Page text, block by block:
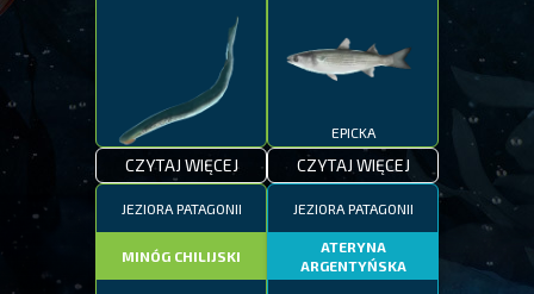
EPICKA
CZYTAJ WIĘCEJ
EPICKA
CZYTAJ WIĘCEJ
JEZIORA PATAGONII
MINÓG CHILIJSKI
JEZIORA PATAGONII
ATERYNA
ARGENTYŃSKA